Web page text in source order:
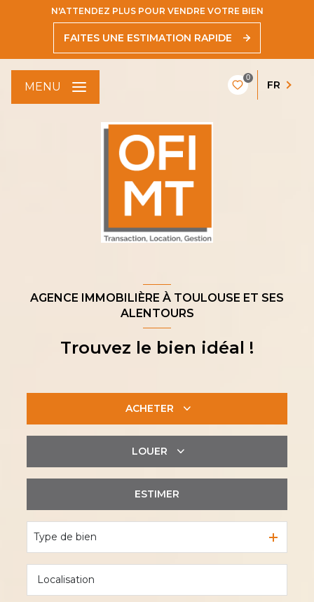
N'ATTENDEZ PLUS POUR VENDRE VOTRE BIEN
FAITES UNE ESTIMATION RAPIDE
0
FR
MENU
AGENCE IMMOBILIÈRE À TOULOUSE ET SES
ALENTOURS
Trouvez le bien idéal !
ACHETER
LOUER
ESTIMER
Type de bien